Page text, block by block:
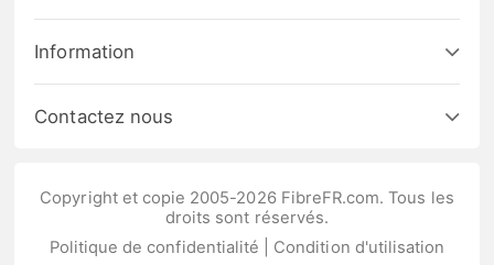
Information
Contactez nous
Copyright et copie 2005-2026 FibreFR.com. Tous les
droits sont réservés.
Politique de confidentialité
Condition d'utilisation